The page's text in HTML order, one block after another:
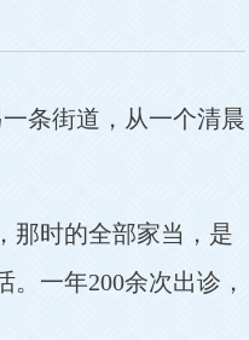
条街道，从一个清晨
那时的全部家当，是
一年200余次出诊，